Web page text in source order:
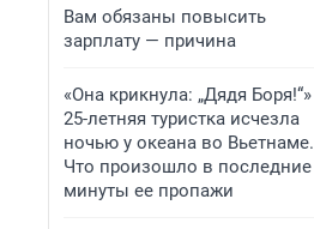
Вам обязаны повысить
зарплату — причина
«Она крикнула: „Дядя Боря!“»
25-летняя туристка исчезла
ночью у океана во Вьетнаме.
Что произошло в последние
минуты ее пропажи